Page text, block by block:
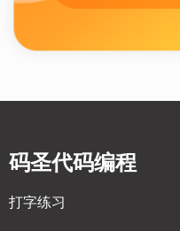
码圣代码编程
打字练习